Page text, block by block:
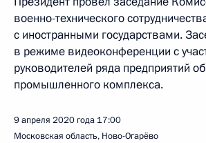
военно-технического
с иностранными государствами.
в режиме видеоконференции с
руководителей ряда предприятий
промышленного комплекса.
9 апреля 2020 года 17:00
Московская область, Ново-Огарёво